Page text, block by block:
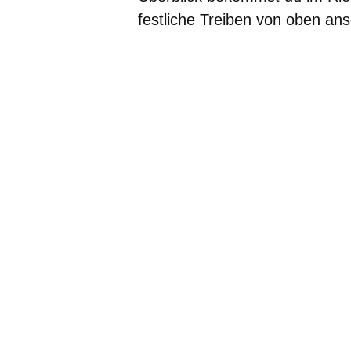
festliche Treiben von oben